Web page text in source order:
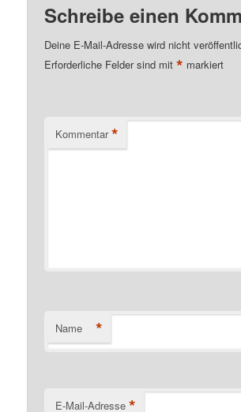
Schreibe einen
Deine E-Mail-Adresse wird nicht
Erforderliche Felder sind mit* markiert
Kommentar *
Name *
E-Mail-Adresse *